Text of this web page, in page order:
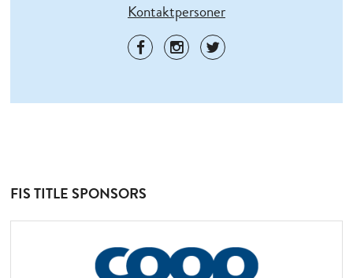
Kontaktpersoner
FIS TITLE SPONSORS